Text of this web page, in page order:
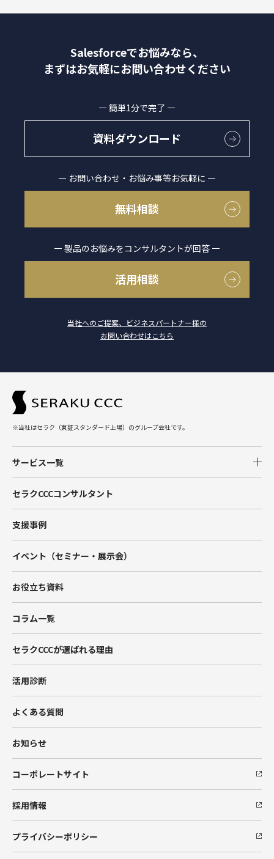
Salesforceでお悩みなら、
まずはお気軽にお問い合わせください
簡単1分で完了
資料ダウンロード
お問い合わせ・お悩み事等お気軽に
無料相談
製品のお悩みをコンサルタントが回答
活用相談
当社へのご提案、ビジネスパートナー様の
お問い合わせはこちら
※当社はセラク（東証スタンダード上場）のグループ会社です。
サービス一覧
Salesforce
Tableau
Account Engagement（旧Pardot）
Marketing Cloud
Data Cloud
BtoBマーケティング支援
セラクCCCコンサルタント
支援事例
イベント（セミナー・展示会）
お役立ち資料
コラム一覧
セラクCCCが選ばれる理由
活用診断
よくある質問
お知らせ
コーポレートサイト
採用情報
プライバシーポリシー